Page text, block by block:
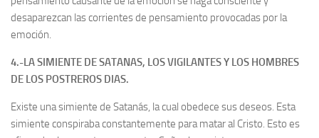
desaparezcan las corrientes de pensamiento provocadas por la
emoción.
4.-LA SIMIENTE DE SATANAS, LOS VIGILANTES Y LOS HOMBRES
DE LOS POSTREROS DIAS.
Existe una simiente de Satanás, la cual obedece sus deseos. Esta
simiente conspiraba constantemente para matar al Cristo. Esto es